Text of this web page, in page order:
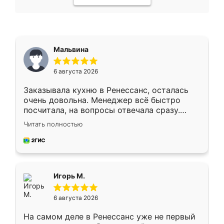
Мальвина
6 августа 2026
Заказывала кухню в Ренессанс, осталась
очень довольна. Менеджер всё быстро
посчитала, на вопросы отвечала сразу.
Замерщик приехал в субботу, подошёл к
делу со всей ответственностью. Собрали
за день, ребята работали аккуратно, даже
Читать полностью
Игорь М.
6 августа 2026
На самом деле в Ренессанс уже не первый